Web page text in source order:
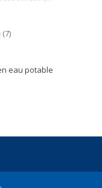
(7)
eau potable